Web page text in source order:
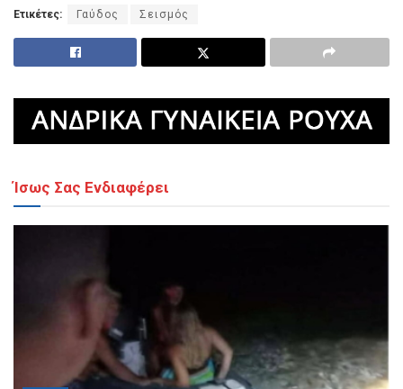
Ετικέτες: Γαύδος Σεισμός
Ίσως Σας Ενδιαφέρει